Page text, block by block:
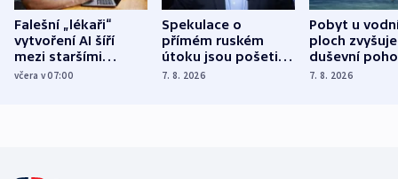
Falešní „lékaři“
vytvoření AI šíří
mezi staršími
Poláky nebezpečné
včera v 07:00
Spekulace o
přímém ruském
útoku jsou pošetilé,
míní estonský
7. 8. 2026
Pobyt u
ploch zvyšuje
duševní
ukázala
7. 8. 2026